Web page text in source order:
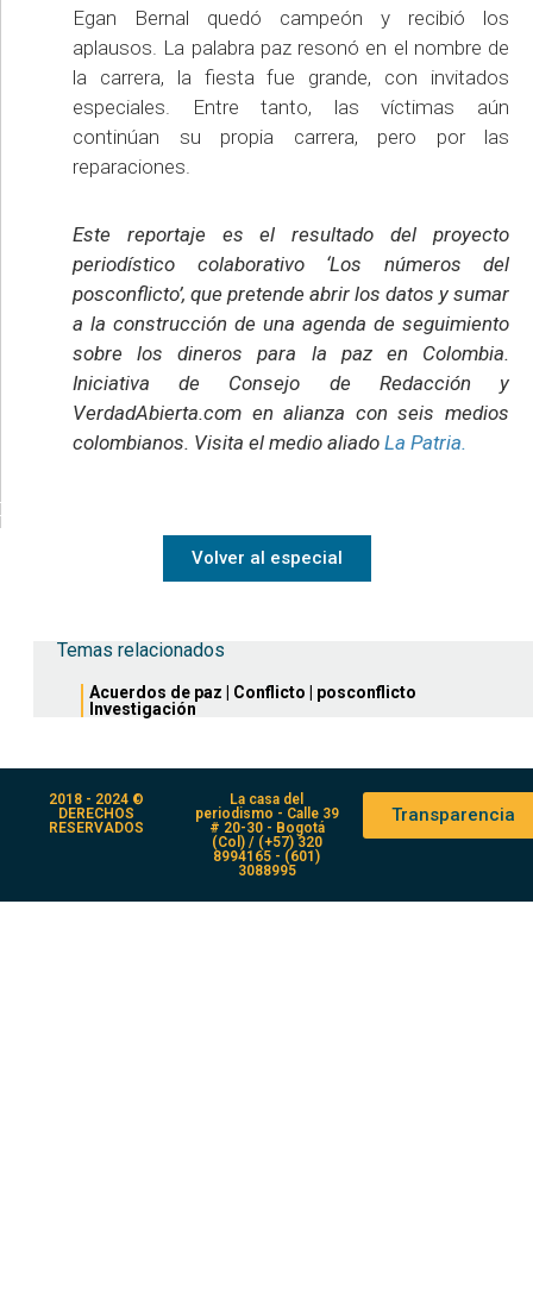
Egan Bernal quedó campeón y recibió los
aplausos. La palabra paz resonó en el nombre de
la carrera, la fiesta fue grande, con invitados
especiales. Entre tanto, las víctimas aún
continúan su propia carrera, pero por las
reparaciones.
Este reportaje es el resultado del proyecto
periodístico colaborativo ‘Los números del
posconflicto’, que pretende abrir los datos y sumar
a la construcción de una agenda de seguimiento
sobre los dineros para la paz en Colombia.
Iniciativa de Consejo de Redacción y
VerdadAbierta.com en alianza con seis medios
colombianos. Visita el medio aliado La Patria.
Volver al especial
Temas relacionados
Acuerdos de paz | Conflicto | posconflicto
Investigación
2018 - 2024 ©
DERECHOS
RESERVADOS
La casa del
periodismo - Calle 39
# 20-30 - Bogotá
(Col) / (+57) 320
8994165 - (601)
3088995
Transparencia